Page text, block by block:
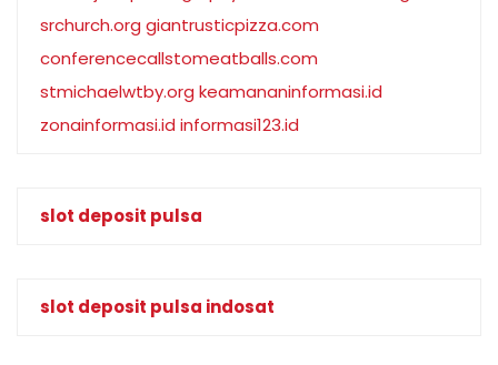
srchurch.org giantrusticpizza.com
conferencecallstomeatballs.com
stmichaelwtby.org keamananinformasi.id
zonainformasi.id informasi123.id
slot deposit pulsa
slot deposit pulsa indosat